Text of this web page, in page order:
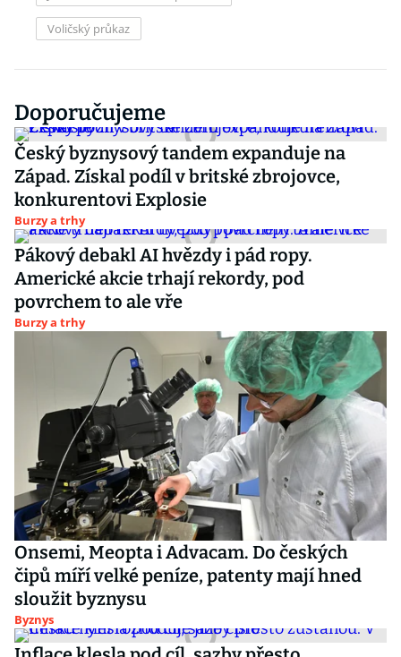
Voličský průkaz
Doporučujeme
Český byznysový tandem expanduje na
Západ. Získal podíl v britské zbrojovce,
konkurentovi Explosie
Burzy a trhy
Pákový debakl AI hvězdy i pád ropy.
Americké akcie trhají rekordy, pod
povrchem to ale vře
Burzy a trhy
Onsemi, Meopta i Advacam. Do českých
čipů míří velké peníze, patenty mají hned
sloužit byznysu
Byznys